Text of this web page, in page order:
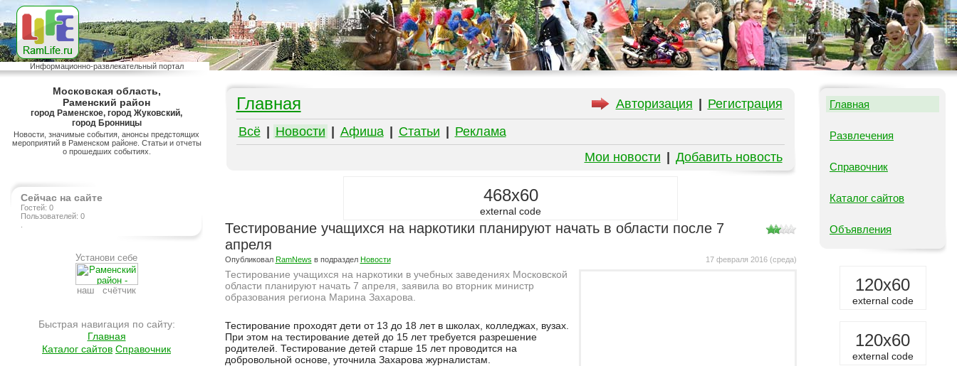
Информационно-развлекательный портал
Московская область,
Раменский район
город Раменское, город Жуковский,
город Бронницы
Новости, значимые события, анонсы предстоящих
мероприятий в Раменском районе. Статьи и отчеты
о прошедших событиях.
Сейчас на сайте
Гостей: 0
Пользователей: 0
Установи себе
наш счётчик
Быстрая навигация по сайту:
Главная
Каталог сайтов Справочник
Авторизация Регистрация
Главная
Всё Новости Афиша Статьи
Реклама
Мои новости
Добавить новость
468x60
external code
Тестирование учащихся на наркотики планируют начать в области после 7
апреля
17 февраля 2016 (среда)
Опубликовал RamNews в подраздел Новости
Тестирование учащихся на наркотики в учебных заведениях Московской
области планируют начать 7 апреля, заявила во вторник министр
образования региона Марина Захарова.
Тестирование проходят дети от 13 до 18 лет в школах, колледжах, вузах.
При этом на тестирование детей до 15 лет требуется разрешение
родителей. Тестирование детей старше 15 лет проводится на
добровольной основе, уточнила Захарова журналистам.
Главная
Развлечения
Справочник
Каталог сайтов
Объявления
120x60
external code
120x60
external code